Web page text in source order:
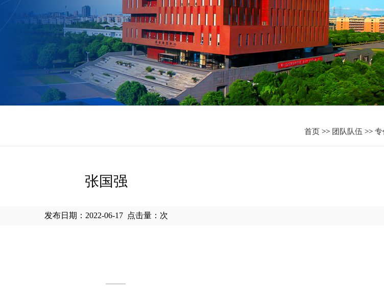
科研动态 学工动态
学科竞赛
就业工作
员工工作
交流动态
合作项目
党务工作
工会工作
纪委工作
工作动态
培养方案
规章制度
资
首页 >> 团队队伍 >> 专
张国强
发布日期：2022-06-17 点击量： 次